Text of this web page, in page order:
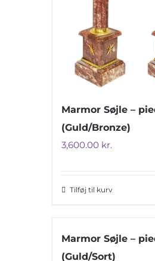
Marmor Søjle –
(Guld/Bronze)
3,600.00 kr.
Tilføj til kurv
Marmor Søjle –
(Guld/Sort)